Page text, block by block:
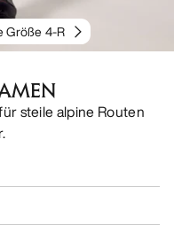
Größe 4-R
steile alpine Routen